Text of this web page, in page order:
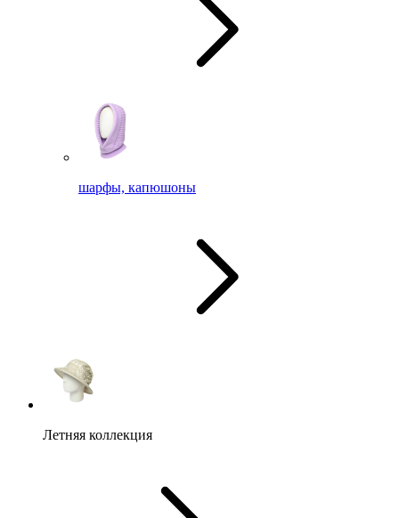
шарфы, капюшоны
Летняя коллекция